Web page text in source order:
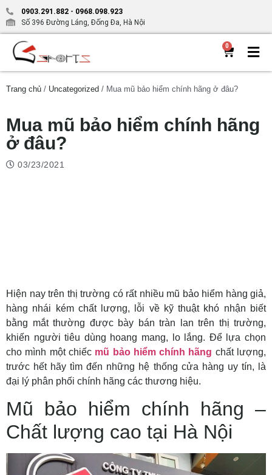
0903.291.882 - 0968.098.923
Số 396 Đường Láng, Đống Đa, Hà Nội
0
Trang chủ / Uncategorized / Mua mũ bảo hiểm chính hãng ở đâu?
Mua mũ bảo hiểm chính hãng
ở đâu?
03/23/2021
Hiện nay trên thị trường có rất nhiều mũ bảo hiểm hàng giả,
hàng nhái kém chất lượng, lỗi về kỹ thuật khó nhận biết
bằng mắt thường được bày bán tràn lan trên thị trường,
khiến người tiêu dùng hoang mang, lo lắng. Để lựa chọn
cho mình một chiếc mũ bảo hiểm chính hãng chất lượng,
trước hết hãy tìm đến những hệ thống cửa hàng uy tín, là
đại lý phân phối chính hãng các thương hiệu.
Mũ bảo hiểm chính hãng –
Chất lượng cao tại Hà Nội